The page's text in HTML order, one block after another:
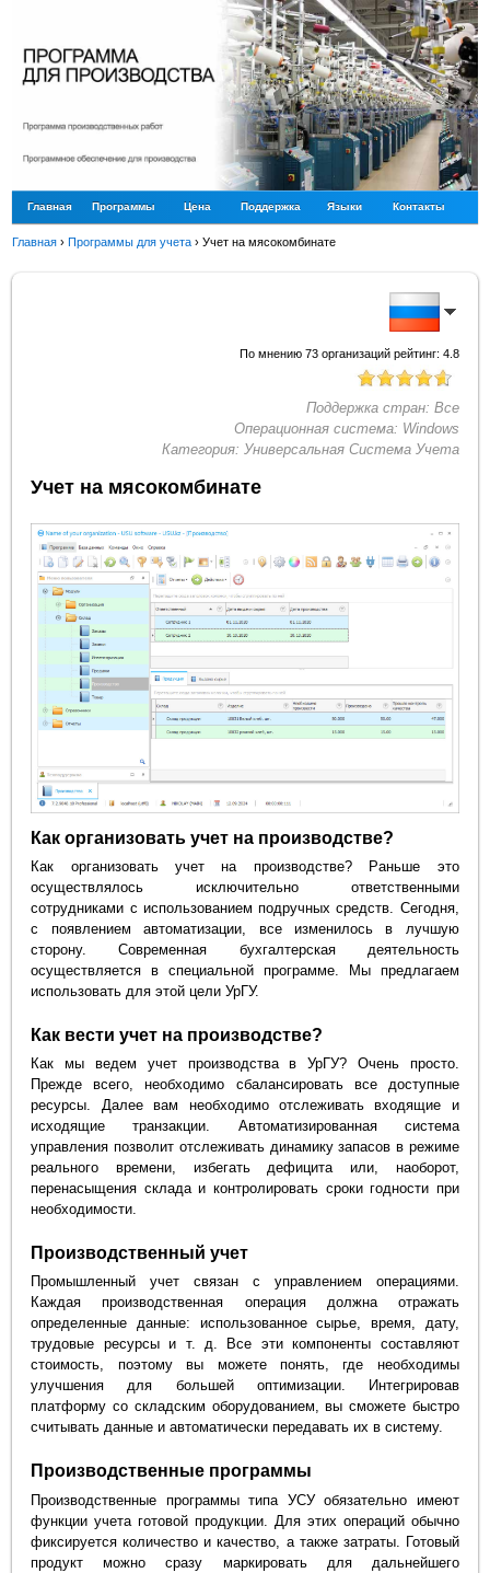
Главная Программы Цена Поддержка Языки Контакты
Главная ›Программы для учета ›Учет на мясокомбинате
По мнению 73организаций рейтинг: 4.8
Поддержка стран: Все
Операционная система: Windows
Категория: Универсальная Система Учета
Учет на мясокомбинате
Как организовать учет на производстве?
Как организовать учет на производстве? Раньше это
осуществлялось исключительно ответственными
сотрудниками с использованием подручных средств. Сегодня,
с появлением автоматизации, все изменилось в лучшую
сторону. Современная бухгалтерская деятельность
осуществляется в специальной программе. Мы предлагаем
использовать для этой цели УрГУ.
Как вести учет на производстве?
Как мы ведем учет производства в УрГУ? Очень просто.
Прежде всего, необходимо сбалансировать все доступные
ресурсы. Далее вам необходимо отслеживать входящие и
исходящие транзакции. Автоматизированная система
управления позволит отслеживать динамику запасов в режиме
реального времени, избегать дефицита или, наоборот,
перенасыщения склада и контролировать сроки годности при
необходимости.
Производственный учет
Промышленный учет связан с управлением операциями.
Каждая производственная операция должна отражать
определенные данные: использованное сырье, время, дату,
трудовые ресурсы и т. д. Все эти компоненты составляют
стоимость, поэтому вы можете понять, где необходимы
улучшения для большей оптимизации. Интегрировав
платформу со складским оборудованием, вы сможете быстро
считывать данные и автоматически передавать их в систему.
Производственные программы
Производственные программы типа УСУ обязательно имеют
функции учета готовой продукции. Для этих операций обычно
фиксируется количество и качество, а также затраты. Готовый
продукт можно сразу маркировать для дальнейшего